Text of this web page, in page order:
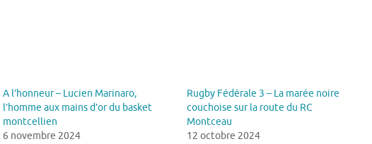
A l’honneur – Lucien Marinaro,
l’homme aux mains d’or du basket
montcellien
6 novembre 2024
Rugby Fédérale 3 – La marée noire
couchoise sur la route du RC
Montceau
12 octobre 2024